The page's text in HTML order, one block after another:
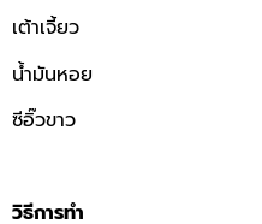
เต้าเจี้ยว
น้ำมันหอย
ซีอิ๊วขาว
วิธีการทำ